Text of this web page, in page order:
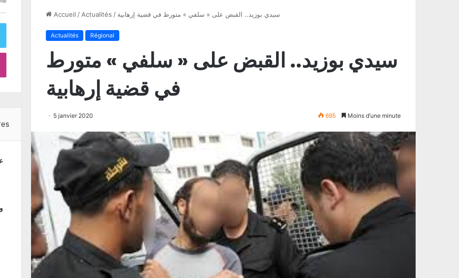
Accueil / Actualités / سیدي بوزید.. القبض على « سلفي » متورط في قضیة إرھابیة
Actualités Régional
سیدي بوزید.. القبض على « سلفي » متورط
في قضیة إرھابیة
5 janvier 2020 695 Moins d’une minute